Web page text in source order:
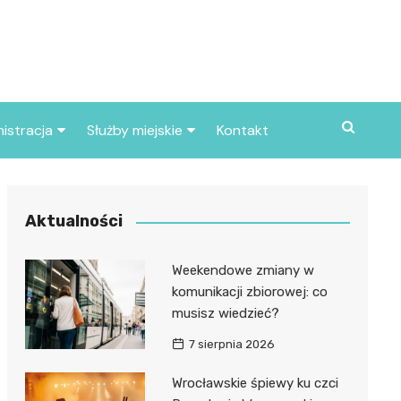
miasta
Służby miejskie
Policja
Kontakt
Aktualności
Weekendowe zmiany w
komunikacji zbiorowej: co
musisz wiedzieć?
7 sierpnia 2026
Wrocławskie śpiewy ku czci